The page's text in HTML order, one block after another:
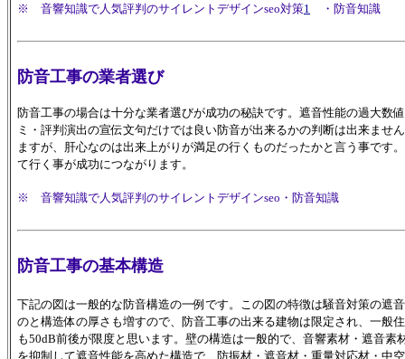
※ 音響知識で人気評判のサイレントデザインseo対策1 ・防音知識
防音工事の業者選び
防音工事の場合は十分な業者選びが成功の秘訣です。遮音性能の過大数
ミ・評判演出の宣伝文句だけでは良い防音が出来るかの判断は出来ませ
ますが、肝心なのは出来上がりが満足の行くものだったかと言う事です
て行く事が成功につながります。
※ 音響知識で人気評判のサイレントデザインseo ・防音知識
防音工事の基本構造
下記の図は一般的な防音構造の一例です。この図の特徴は騒音対策の遮
のと構造体の厚さも増すので、防音工事の出来る建物は限定され、一般
も50dB前後が限度と思います。壁の構造は一般的で、音響素材・遮音
を抑制して遮音性能を高めた構造で、防振材・遮音材・重量対応材・中